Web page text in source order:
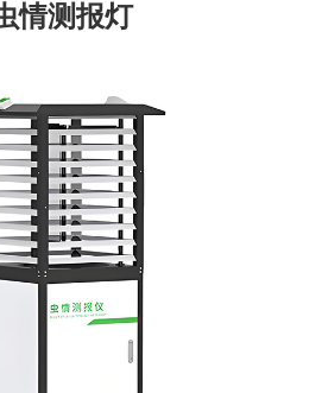
情测报灯